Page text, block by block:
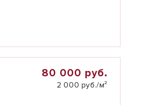
80 000 руб.
2 000 руб./м²